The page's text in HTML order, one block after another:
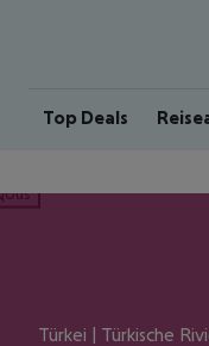
Top Deals
Türkei | Türkische